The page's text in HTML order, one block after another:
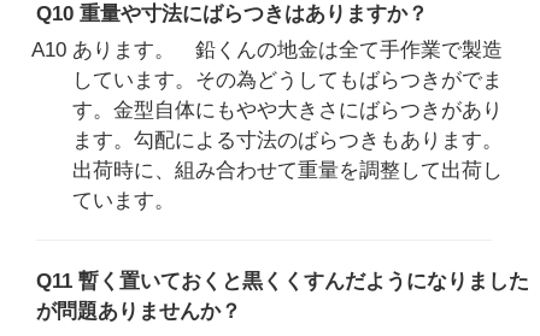
Q10 重量や寸法にばらつきはありますか？
A10 あります。 鉛くんの地金は全て手作業で製造
しています。その為どうしてもばらつきがでま
す。金型自体にもやや大きさにばらつきがあり
ます。勾配による寸法のばらつきもあります。
出荷時に、組み合わせて重量を調整して出荷し
ています。
Q11 暫く置いておくと黒くくすんだようになりました
が問題ありませんか？